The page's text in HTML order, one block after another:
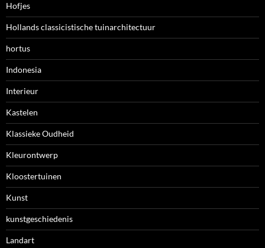
Hofjes
Hollands classicistische tuinarchitectuur
hortus
Indonesia
Interieur
Kastelen
Klassieke Oudheid
Kleurontwerp
Kloostertuinen
Kunst
kunstgeschiedenis
Landart